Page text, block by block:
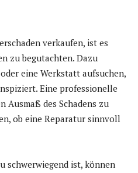
verkaufen, ist es
zu begutachten. Dazu
eine Werkstatt aufsuchen,
Eine professionelle
Ausmaß des Schadens zu
ob eine Reparatur sinnvoll
schwerwiegend ist, können